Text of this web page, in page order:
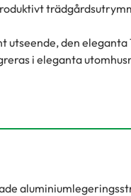
utseende, den eleganta
i eleganta